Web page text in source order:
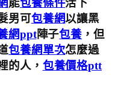
能包養條件活下
男可 包養網以讓黑
網ppt陣子包養 ，但
包養網單次怎麼過
的人， 包養價格ptt